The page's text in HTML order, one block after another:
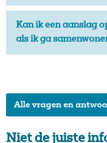
Kan ik een aanslag
als ik ga
Alle vragen en
Niet de juiste